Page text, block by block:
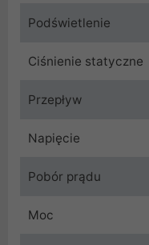
Podświetlenie
Ciśnienie statyczne
Przepływ
Napięcie
Pobór prądu
Moc